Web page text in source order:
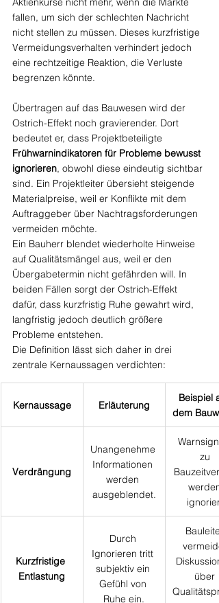
fallen, um sich der schlechten Nachricht
nicht stellen zu müssen. Dieses kurzfristige
Vermeidungsverhalten verhindert jedoch
eine rechtzeitige Reaktion, die Verluste
begrenzen könnte.
Übertragen auf das Bauwesen wird der
Ostrich-Effekt noch gravierender. Dort
bedeutet er, dass Projektbeteiligte
Frühwarnindikatoren für Probleme bewusst
ignorieren, obwohl diese eindeutig sichtbar
sind. Ein Projektleiter übersieht steigende
Materialpreise, weil er Konflikte mit dem
Auftraggeber über Nachtragsforderungen
vermeiden möchte.
Ein Bauherr blendet wiederholte Hinweise
auf Qualitätsmängel aus, weil er den
Übergabetermin nicht gefährden will. In
beiden Fällen sorgt der Ostrich-Effekt
dafür, dass kurzfristig Ruhe gewahrt wird,
langfristig jedoch deutlich größere
Probleme entstehen.
Die Definition lässt sich daher in drei
zentrale Kernaussagen verdichten:
Kernaussage Erläuterung
Beispiel
dem
Verdrängung
Unangenehme
Informationen
werden
ausgeblendet.
zu
werden
ignoriert.
Kurzfristige
Entlastung
Durch
Ignorieren tritt
subjektiv ein
Gefühl von
Ruhe ein.
über